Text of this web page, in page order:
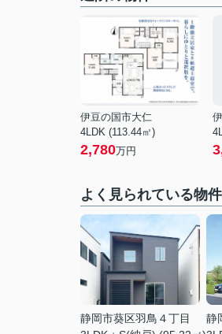
伊豆の国市大仁
4LDK (113.44㎡)
2,780万円
よく見られている物件
静岡市葵区羽鳥４丁目
静